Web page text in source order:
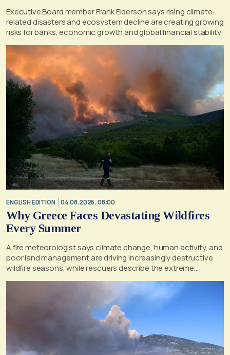
Executive Board member Frank Elderson says rising climate-
related disasters and ecosystem decline are creating growing
risks for banks, economic growth and global financial stability
ENGLISH EDITION 04.08.2026, 08:00
Why Greece Faces Devastating Wildfires
Every Summer
A fire meteorologist says climate change, human activity, and
poor land management are driving increasingly destructive
wildfire seasons, while rescuers describe the extreme